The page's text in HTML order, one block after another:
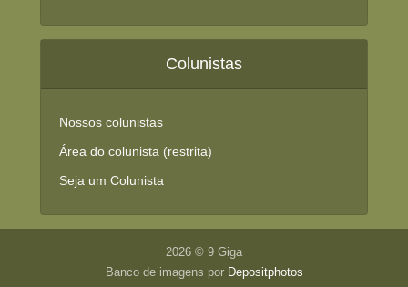
Colunistas
Nossos colunistas
Área do colunista (restrita)
Seja um Colunista
2026 © 9 Giga
Banco de imagens por Depositphotos